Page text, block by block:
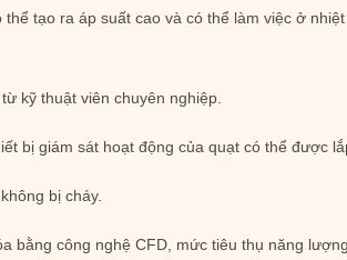
tạo ra áp suất cao và có thể làm việc ở
kỹ thuật viên chuyên nghiệp.
bị giám sát hoạt động của quạt có thể được
bị cháy.
bằng công nghệ CFD, mức tiêu thụ năng